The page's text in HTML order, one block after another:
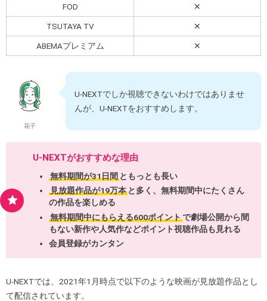
FOD ✕
TSUTAYA TV ✕
ABEMAプレミアム ✕
花子
U-NEXTでしか視聴できないわけではありませ
んが、U-NEXTをおすすめします。
U-NEXTがおすすめな理由
無料期間が31日間 ともっとも長い
見放題作品が19万本 と多く、無料期間中にたくさん
の作品を楽しめる
無料期間中にもらえる600ポイント で劇場公開から間
もない新作や人気作などポイント視聴作品も見れる
会員登録がカンタン
U-NEXTでは、2021年1月時点で以下のような映画が見放題作品とし
て配信されています。